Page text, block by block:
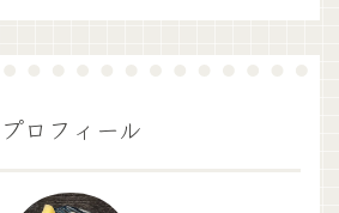
プロフィール